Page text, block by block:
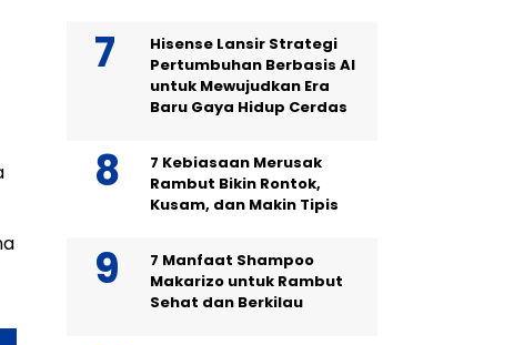
Hisense Lansir Strategi
Pertumbuhan Berbasis AI
untuk Mewujudkan Era
Baru Gaya Hidup Cerdas
7 Kebiasaan Merusak
Rambut Bikin Rontok,
Kusam, dan Makin Tipis
7 Manfaat Shampoo
Makarizo untuk Rambut
Sehat dan Berkilau